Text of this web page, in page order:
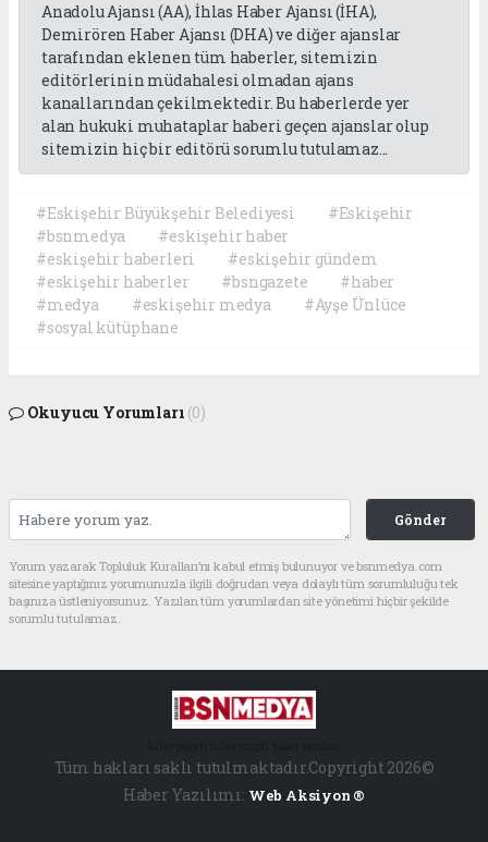
Anadolu Ajansı (AA), İhlas Haber Ajansı (İHA),
Demirören Haber Ajansı (DHA) ve diğer ajanslar
tarafından eklenen tüm haberler, sitemizin
editörlerinin müdahalesi olmadan ajans
kanallarından çekilmektedir. Bu haberlerde yer
alan hukuki muhataplar haberi geçen ajanslar olup
sitemizin hiç bir editörü sorumlu tutulamaz...
#Eskişehir Büyükşehir Belediyesi
#Eskişehir
#bsnmedya
#eskişehir haber
#eskişehir haberleri
#eskişehir gündem
#eskişehir haberler
#bsngazete
#haber
#medya
#eskişehir medya
#Ayşe Ünlüce
#sosyal kütüphane
Okuyucu Yorumları (0)
Gönder
Yorum yazarak Topluluk Kuralları’nı kabul etmiş bulunuyor ve bsnmedya.com
sitesine yaptığınız yorumunuzla ilgili doğrudan veya dolaylı tüm sorumluluğu tek
başınıza üstleniyorsunuz. Yazılan tüm yorumlardan site yönetimi hiçbir şekilde
sorumlu tutulamaz.
Tüm hakları saklı tutulmaktadır.Copyright 2026©
Haber Yazılımı: Web Aksiyon ®